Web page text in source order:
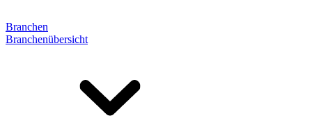
Branchen
Branchenübersicht